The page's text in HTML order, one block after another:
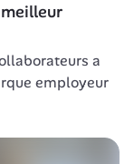
a
employeur